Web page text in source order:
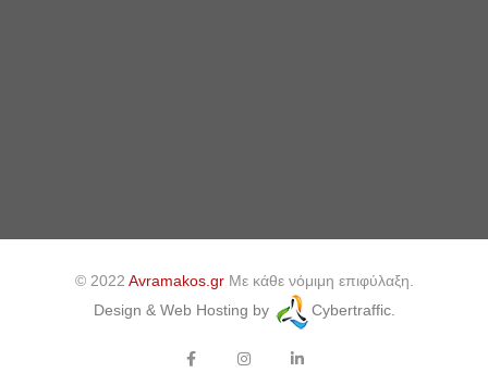
© 2022 Avramakos.grΜε κάθε νόμιμη επιφύλαξη.
Design & Web Hosting by
Cybertraffic.